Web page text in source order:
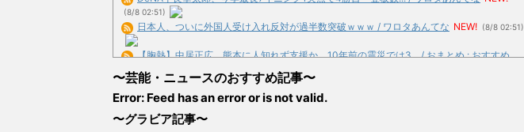
(8/8 02:51)
日本人、ついに外国人受け入れ反対が過半数突破ｗｗｗ / ワロタあんてな NEW! (8/8 02:51)
【胸熱】中居正広、熊本に人知れず支援か 10年前の震災では3... / おまとめ : おすすめ
【すげぇｗ】中華スマホ、遂に9070mAh（そこらの最新スマ... / おまとめ : おすすめ
(8/8 02:01)
【トヨタ速報】あの実証実験都市「ウーブン・シティ」が一般の居... / おまとめ : おすすめ
NEW! (8/8 02:01)
〜芸能・ニュースのおすすめ記事〜
Error: Feed has an error or is not valid.
〜グラビア記事〜